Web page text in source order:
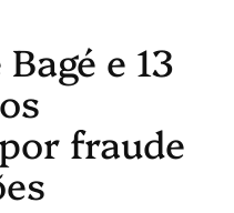
e 13
fraude